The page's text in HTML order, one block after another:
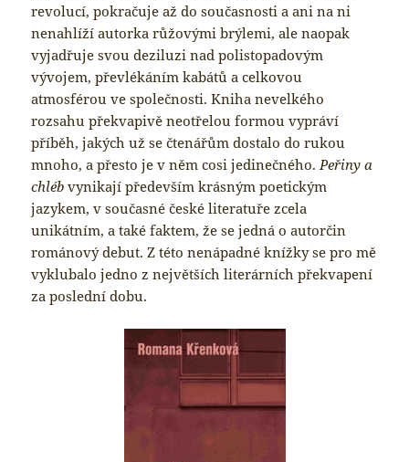
revolucí, pokračuje až do současnosti a ani na ni
nenahlíží autorka růžovými brýlemi, ale naopak
vyjadřuje svou deziluzi nad polistopadovým
vývojem, převlékáním kabátů a celkovou
atmosférou ve společnosti. Kniha nevelkého
rozsahu překvapivě neotřelou formou vypráví
příběh, jakých už se čtenářům dostalo do rukou
mnoho, a přesto je v něm cosi jedinečného.Peřiny a
chléb vynikají především krásným poetickým
jazykem, v současné české literatuře zcela
unikátním, a také faktem, že se jedná o autorčin
románový debut. Z této nenápadné knížky se pro mě
vyklubalo jedno z největších literárních překvapení
za poslední dobu.